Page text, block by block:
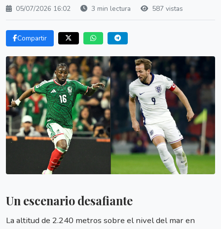
05/07/2026 16:02 3 min lectura 587 vistas
Compartir
Un escenario desafiante
La altitud de 2.240 metros sobre el nivel del mar en